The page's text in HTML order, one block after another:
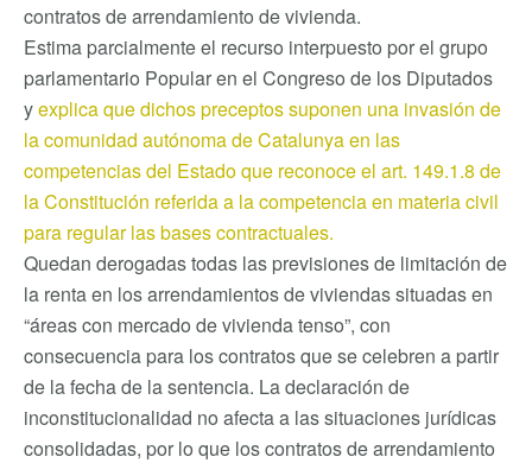
contratos de arrendamiento de vivienda.
Estima parcialmente el recurso interpuesto por el grupo
parlamentario Popular en el Congreso de los Diputados
yexplica que dichos preceptos suponen una invasión de
la comunidad autónoma de Catalunya en las
competencias del Estado que reconoce el art. 149.1.8 de
la Constitución referida a la competencia en materia civil
para regular las bases contractuales.
Quedan derogadas todas las previsiones de limitación de
la renta en los arrendamientos de viviendas situadas en
“áreas con mercado de vivienda tenso”, con
consecuencia para los contratos que se celebren a partir
de la fecha de la sentencia. La declaración de
inconstitucionalidad no afecta a las situaciones jurídicas
consolidadas, por lo que los contratos de arrendamiento